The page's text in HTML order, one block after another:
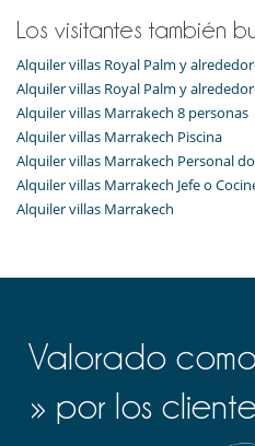
Los visitantes también
Alquiler villas Royal Palm y
Alquiler villas Royal Palm y
Alquiler villas Marrakech 8 personas
Alquiler villas Marrakech Piscina
Alquiler villas Marrakech Personal
Alquiler villas Marrakech Jefe o
Alquiler villas Marrakech
Valorado como
» por los